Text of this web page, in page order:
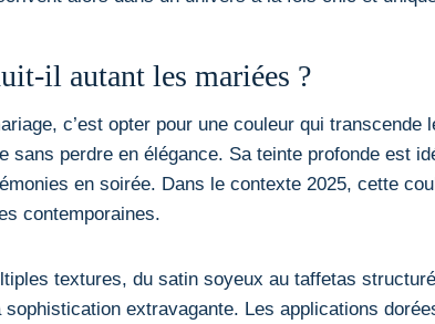
il autant les mariées ?
c’est opter pour une couleur qui
sans perdre en élégance. Sa teinte profonde est
en soirée. Dans le contexte 2025, cette
contemporaines.
textures, du satin soyeux au taffetas
extravagante. Les applications